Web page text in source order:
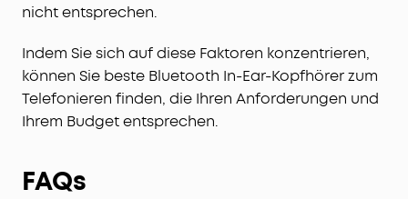
nicht entsprechen.
Indem Sie sich auf diese Faktoren konzentrieren,
können Sie beste Bluetooth In-Ear-Kopfhörer zum
Telefonieren finden, die Ihren Anforderungen und
Ihrem Budget entsprechen.
FAQs